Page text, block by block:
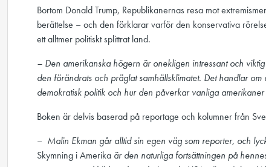
Bortom Donald Trump, Republikanernas resa mot
berättelse – och den förklarar varför den konservativa
ett alltmer politiskt splittrat land.
– Den amerikanska högern är onekligen intressant och
den förändrats och präglat samhällsklimatet. Det handlar
demokratisk politik och hur den påverkar vanliga amerikaner
Boken är delvis baserad på reportage och kolumner från
– Malin Ekman går alltid sin egen väg som reporter, och
Skymning i Amerika är den naturliga fortsättningen på